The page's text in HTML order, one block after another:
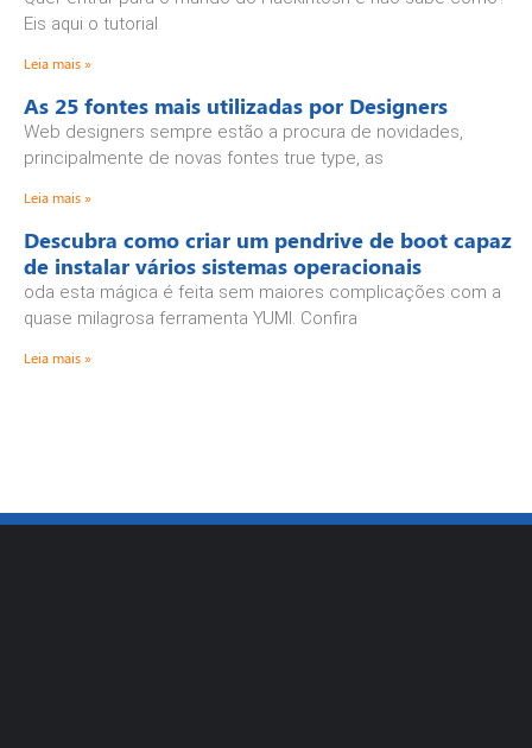
Eis aqui o tutorial
Leia mais »
As 25 fontes mais utilizadas por Designers
Web designers sempre estão a procura de novidades,
principalmente de novas fontes true type, as
Leia mais »
Descubra como criar um pendrive de boot capaz
de instalar vários sistemas operacionais
oda esta mágica é feita sem maiores complicações com a
quase milagrosa ferramenta YUMI. Confira
Leia mais »